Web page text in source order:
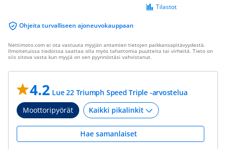
Ohjeita turvalliseen ajoneuvokauppaan
Tilastot
Nettimoto.com ei ota vastuuta myyjän antamien tietojen paikkansapitävyydestä.
Ilmoitetuissa tiedoissa saattaa olla myös tahattomia puutteita tai virheitä. Tieto on
siis sitova vasta kun myyjä on sen pyynnöstäsi vahvistanut.
4.2 Lue 22 Triumph Speed Triple -arvostelua
Moottoripyörät
Hae samanlaiset